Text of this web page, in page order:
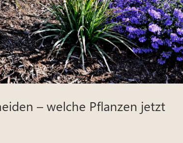
– welche Pflanzen jetzt